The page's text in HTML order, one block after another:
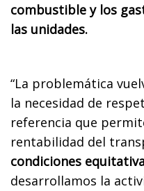
combustible y los
las unidades.
“La problemática
la necesidad de
referencia que
rentabilidad del
condiciones
desarrollamos la